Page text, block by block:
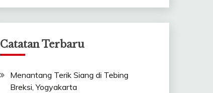
Catatan Terbaru
Menantang Terik Siang di Tebing
Breksi, Yogyakarta